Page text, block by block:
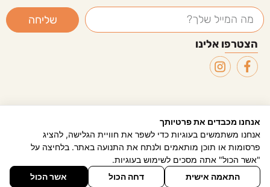
הצטרפו אלינו
שליחה
שיווק דיגיטלי - ליעד פתרונות פרסום
כתבו לנו דברו איתנו סל קניות
אנחנו מכבדים את פרטיותך
אנחנו משתמשים בעוגיות כדי לשפר את חוויית הגלישה, להציג
פרסומות או תוכן מותאמים ולנתח את התנועה באתר. בלחיצה על
"אשר הכול" אתה מסכים לשימוש בעוגיות.
התאמה אישית
דחה הכול אשר הכול